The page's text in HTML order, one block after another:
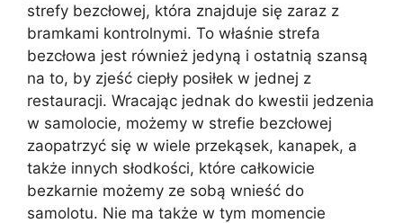
strefy bezcłowej, która znajduje się zaraz z
bramkami kontrolnymi. To właśnie strefa
bezcłowa jest również jedyną i ostatnią szansą
na to, by zjeść ciepły posiłek w jednej z
restauracji. Wracając jednak do kwestii jedzenia
w samolocie, możemy w strefie bezcłowej
zaopatrzyć się w wiele przekąsek, kanapek, a
także innych słodkości, które całkowicie
bezkarnie możemy ze sobą wnieść do
samolotu. Nie ma także w tym momencie